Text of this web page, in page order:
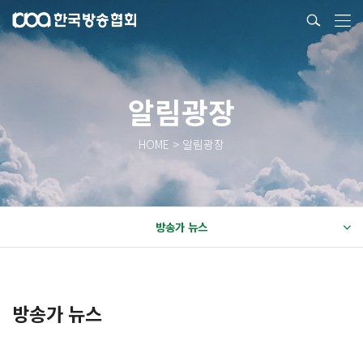
알림광장
HOME > 알림광장
방송가 뉴스
방송가 뉴스